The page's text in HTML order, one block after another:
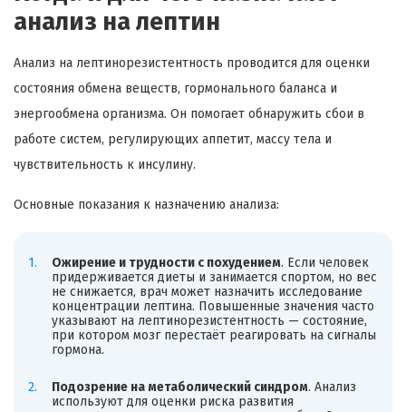
анализ на лептин
Анализ на лептинорезистентность проводится для оценки
состояния обмена веществ, гормонального баланса и
энергообмена организма. Он помогает обнаружить сбои в
работе систем, регулирующих аппетит, массу тела и
чувствительность к инсулину.
Основные показания к назначению анализа:
Ожирение и трудности с похудением. Если человек
придерживается диеты и занимается спортом, но вес
не снижается, врач может назначить исследование
концентрации лептина. Повышенные значения часто
указывают на лептинорезистентность — состояние,
при котором мозг перестаёт реагировать на сигналы
гормона.
Подозрение на метаболический синдром. Анализ
используют для оценки риска развития